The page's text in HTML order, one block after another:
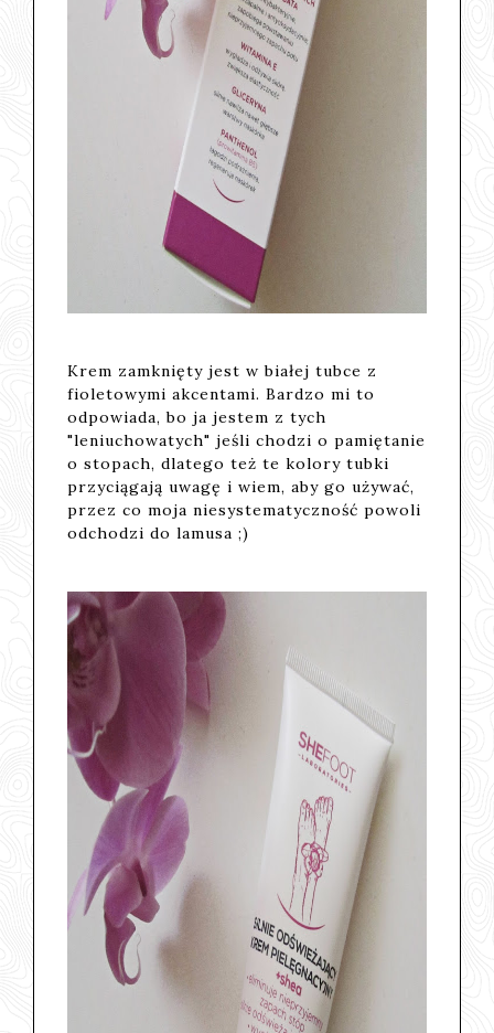
Krem zamknięty jest w białej tubce z
fioletowymi akcentami. Bardzo mi to
odpowiada, bo ja jestem z tych
"leniuchowatych" jeśli chodzi o pamiętanie
o stopach, dlatego też te kolory tubki
przyciągają uwagę i wiem, aby go używać,
przez co moja niesystematyczność powoli
odchodzi do lamusa ;)